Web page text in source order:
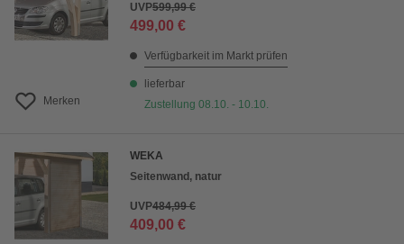
Merken
UVP599,99 €
499,00 €
Verfügbarkeit im Markt prüfen
lieferbar
Zustellung 08.10. - 10.10.
WEKA
Seitenwand, natur
UVP484,99 €
409,00 €